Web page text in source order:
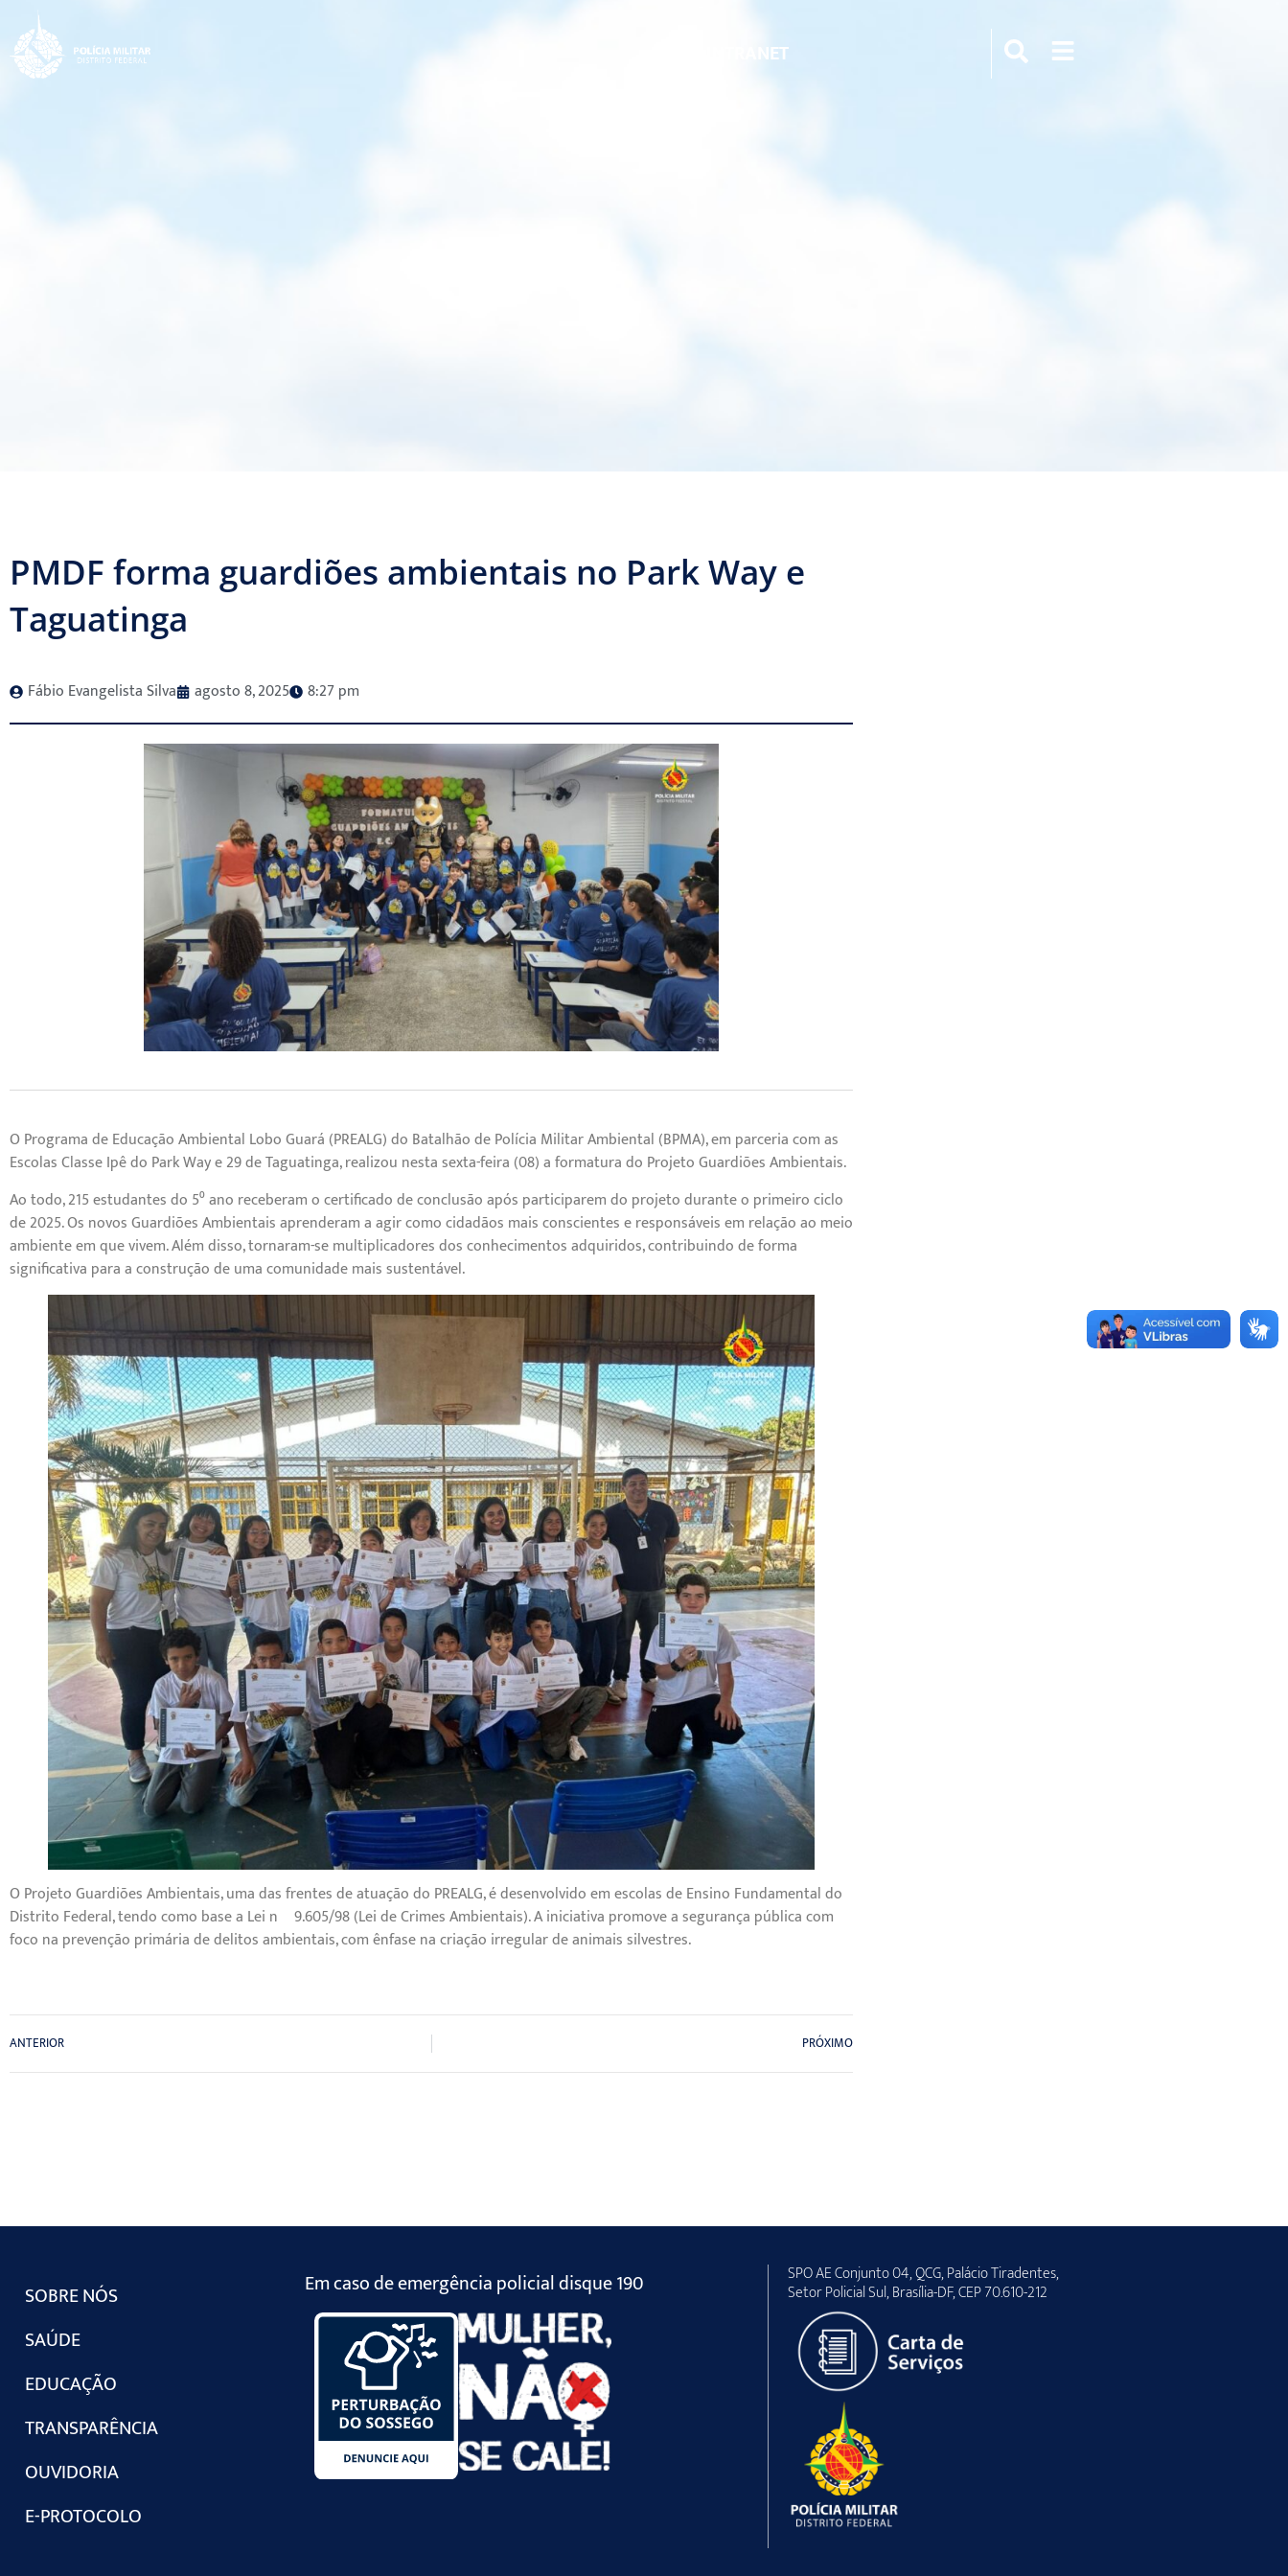
INTRANET
PMDF forma guardiões ambientais no Park Way e
Taguatinga
Fábio Evangelista Silva agosto 8, 2025 8:27 pm
O Programa de Educação Ambiental Lobo Guará (PREALG) do Batalhão de Polícia Militar Ambiental (BPMA), em parceria com as
Escolas Classe Ipê do Park Way e 29 de Taguatinga, realizou nesta sexta-feira (08) a formatura do Projeto Guardiões Ambientais.
Ao todo, 215 estudantes do 5⁰ ano receberam o certificado de conclusão após participarem do projeto durante o primeiro ciclo
de 2025. Os novos Guardiões Ambientais aprenderam a agir como cidadãos mais conscientes e responsáveis em relação ao meio
ambiente em que vivem. Além disso, tornaram-se multiplicadores dos conhecimentos adquiridos, contribuindo de forma
significativa para a construção de uma comunidade mais sustentável.
O Projeto Guardiões Ambientais, uma das frentes de atuação do PREALG, é desenvolvido em escolas de Ensino Fundamental do
Distrito Federal, tendo como base a Lei nº 9.605/98 (Lei de Crimes Ambientais). A iniciativa promove a segurança pública com
foco na prevenção primária de delitos ambientais, com ênfase na criação irregular de animais silvestres.
ANTERIOR PRÓXIMO
SOBRE NÓS
SAÚDE
EDUCAÇÃO
TRANSPARÊNCIA
OUVIDORIA
E-PROTOCOLO
Em caso de emergência policial disque 190 SPO AE Conjunto 04, QCG, Palácio Tiradentes,
Setor Policial Sul, Brasília-DF, CEP 70.610-212